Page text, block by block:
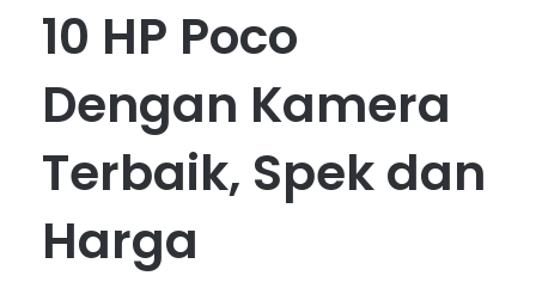
10 HP Poco
Dengan Kamera
Terbaik, Spek dan
Harga